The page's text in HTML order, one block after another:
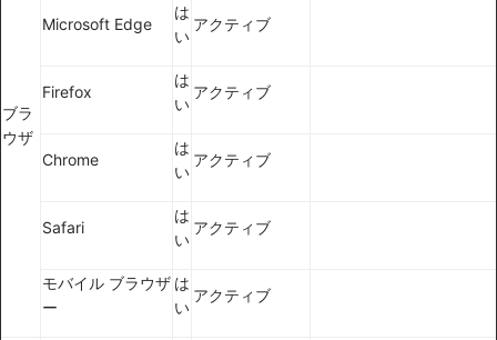
ブラ
ウザ
Microsoft Edge
は
い
アクティブ
Firefox
は
い
アクティブ
Chrome
は
い
アクティブ
Safari
は
い
アクティブ
モバイル ブラウザ
ー
は
い
アクティブ